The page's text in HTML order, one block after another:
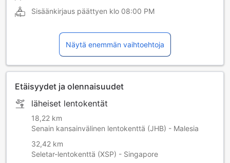
Sisäänkirjaus päättyen klo 08:00 PM
Näytä enemmän vaihtoehtoja
Etäisyydet ja olennaisuudet
läheiset lentokentät
18,22 km
Senain kansainvälinen lentokenttä (JHB) - Malesia
32,42 km
Seletar-lentokenttä (XSP) - Singapore